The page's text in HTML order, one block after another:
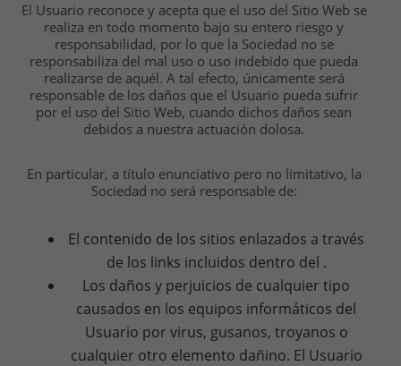
El Usuario reconoce y acepta que el uso del Sitio Web se
realiza en todo momento bajo su entero riesgo y
responsabilidad, por lo que la Sociedad no se
responsabiliza del mal uso o uso indebido que pueda
realizarse de aquél. A tal efecto, únicamente será
responsable de los daños que el Usuario pueda sufrir
por el uso del Sitio Web, cuando dichos daños sean
debidos a nuestra actuación dolosa.
En particular, a título enunciativo pero no limitativo, la
Sociedad no será responsable de:
El contenido de los sitios enlazados a través
de los links incluidos dentro del .
Los daños y perjuicios de cualquier tipo
causados en los equipos informáticos del
Usuario por virus, gusanos, troyanos o
cualquier otro elemento dañino. El Usuario